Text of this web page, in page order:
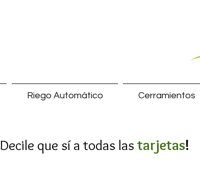
Riego Automático Cerramientos
Decile que sí a todas las tarjetas!